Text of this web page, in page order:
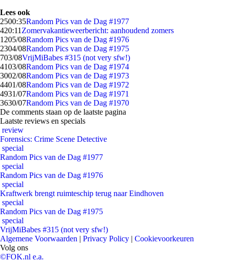
Lees ook
2500:35Random Pics van de Dag #1977
420:11 Zomervakantieweerbericht: aanhoudend zomers
1205/08Random Pics van de Dag #1976
2304/08Random Pics van de Dag #1975
703/08VrijMiBabes #315 (not very sfw!)
4103/08Random Pics van de Dag #1974
3002/08Random Pics van de Dag #1973
4401/08Random Pics van de Dag #1972
4931/07Random Pics van de Dag #1971
3630/07Random Pics van de Dag #1970
De comments staan op de laatste pagina
Laatste reviews en specials
review
Forensics: Crime Scene Detective
special
Random Pics van de Dag #1977
special
Random Pics van de Dag #1976
special
Kraftwerk brengt ruimteschip terug naar Eindhoven
special
Random Pics van de Dag #1975
special
VrijMiBabes #315 (not very sfw!)
Algemene Voorwaarden | Privacy Policy | Cookievoorkeuren
Volg ons
©FOK.nl e.a.